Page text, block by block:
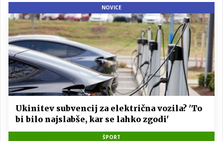
NOVICE
Ukinitev subvencij za električna vozila? 'To
bi bilo najslabše, kar se lahko zgodi'
ŠPORT